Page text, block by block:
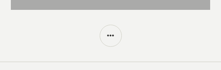
BARRA